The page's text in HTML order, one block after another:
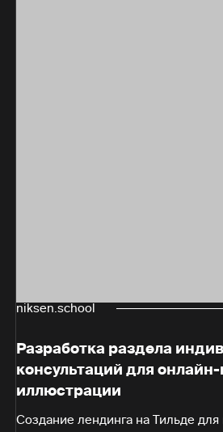
niksen.school
Разработка раздела
консультаций для
иллюстрации
Создание лендинга на Тильде